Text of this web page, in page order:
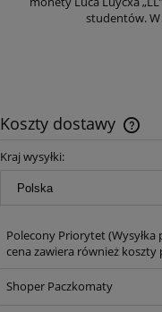
studentów.
Koszty dostawy
Kraj wysyłki:
Polecony Priorytet(Wysyłka
cena zawiera również koszty
Shoper Paczkomaty